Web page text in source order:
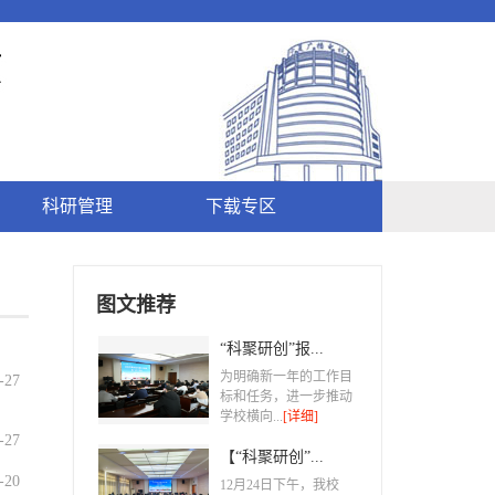
科研管理 下载专区
27
27
20
图文推荐
“科聚研创”报...
为明确新一年的工作目
标和任务，进一步推动
学校横向...[详细]
【“科聚研创”...
​12月24日下午，我校